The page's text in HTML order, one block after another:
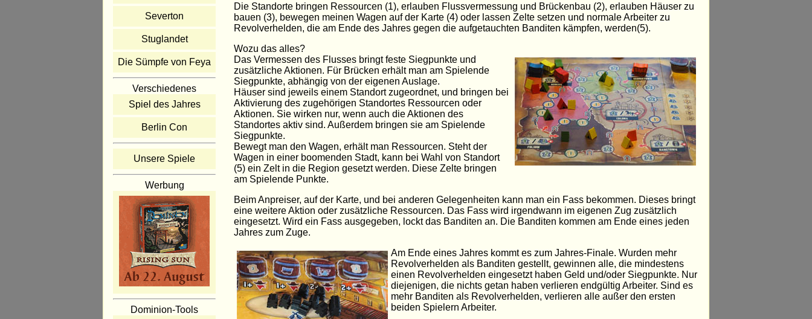
Severton
Stuglandet
Die Sümpfe von Feya
Verschiedenes
Spiel des Jahres
Berlin Con
Unsere Spiele
Werbung
Dominion-Tools
Die Standorte bringen Ressourcen (1), erlauben Flussvermessung und Brückenbau (2), erlauben Häuser zu
bauen (3), bewegen meinen Wagen auf der Karte (4) oder lassen Zelte setzen und normale Arbeiter zu
Revolverhelden, die am Ende des Jahres gegen die aufgetauchten Banditen kämpfen, werden(5).
Wozu das alles?
Das Vermessen des Flusses bringt feste Siegpunkte und
zusätzliche Aktionen. Für Brücken erhält man am Spielende
Siegpunkte, abhängig von der eigenen Auslage.
Häuser sind jeweils einem Standort zugeordnet, und bringen bei
Aktivierung des zugehörigen Standortes Ressourcen oder
Aktionen. Sie wirken nur, wenn auch die Aktionen des
Standortes aktiv sind. Außerdem bringen sie am Spielende
Siegpunkte.
Bewegt man den Wagen, erhält man Ressourcen. Steht der
Wagen in einer boomenden Stadt, kann bei Wahl von Standort
(5) ein Zelt in die Region gesetzt werden. Diese Zelte bringen
am Spielende Punkte.
Beim Anpreiser, auf der Karte, und bei anderen Gelegenheiten kann man ein Fass bekommen. Dieses bringt
eine weitere Aktion oder zusätzliche Ressourcen. Das Fass wird irgendwann im eigenen Zug zusätzlich
eingesetzt. Wird ein Fass ausgegeben, lockt das Banditen an. Die Banditen kommen am Ende eines jeden
Jahres zum Zuge.
Am Ende eines Jahres kommt es zum Jahres-Finale. Wurden mehr
Revolverhelden als Banditen gestellt, gewinnen alle, die mindestens
einen Revolverhelden eingesetzt haben Geld und/oder Siegpunkte. Nur
diejenigen, die nichts getan haben verlieren endgültig Arbeiter. Sind es
mehr Banditen als Revolverhelden, verlieren alle außer den ersten
beiden Spielern Arbeiter.